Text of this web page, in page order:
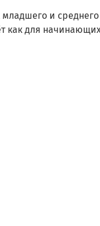
и
как для